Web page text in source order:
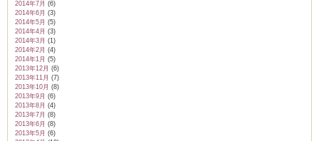
2014年7月 (6)
2014年6月 (3)
2014年5月 (5)
2014年4月 (3)
2014年3月 (1)
2014年2月 (4)
2014年1月 (5)
2013年12月 (6)
2013年11月 (7)
2013年10月 (8)
2013年9月 (6)
2013年8月 (4)
2013年7月 (8)
2013年6月 (8)
2013年5月 (6)